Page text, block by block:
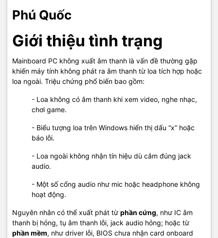
Phú Quốc
Giới thiệu tình trạng
Mainboard PC không xuất âm thanh là vấn đề thường gặp
khiến máy tính không phát ra âm thanh từ loa tích hợp hoặc
loa ngoài. Triệu chứng phổ biến bao gồm:
- Loa không có âm thanh khi xem video, nghe nhạc,
chơi game.
- Biểu tượng loa trên Windows hiển thị dấu “x” hoặc
báo lỗi.
- Loa ngoài không nhận tín hiệu dù cắm đúng jack
audio.
- Một số cổng audio như mic hoặc headphone không
hoạt động.
Nguyên nhân có thể xuất phát từ phần cứng, như IC âm
thanh bị hỏng, tụ âm thanh lỗi, jack audio hỏng; hoặc từ
phần mềm, như driver lỗi, BIOS chưa nhận card onboard
#SuaMainboardPCPhuQuoc #MainboardPCKhongXuatAmThanh
#MayTinhHaiDangPhuQuoc #KhacPhucAudioPC
#MayTinhPhuQuoc